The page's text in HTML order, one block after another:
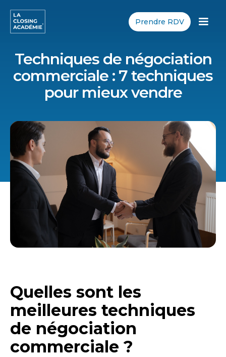
Prendre RDV
Techniques de négociation
commerciale : 7 techniques
pour mieux vendre
Quelles sont les
meilleures techniques
de négociation
commerciale ?